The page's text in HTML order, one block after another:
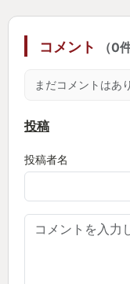
のに、気品の漂う
ちにならない。よ
とわかった途端、
生活スタイル的に
コメント （0
まだコメントはあ
投稿
投稿者名